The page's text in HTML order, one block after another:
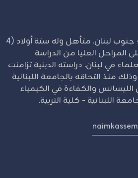
مواليد 1953 كفر فيلا - جنوب لبنان. متأهل وله ستة أولاد (4
على المراحل العليا من الدراسة
في لبنان. دراسته الدينية تزامنت
منذ التحاقه بالجامعة اللبنانية
الليسانس والكفاءة في الكيمياء
اللبنانية - كلية التربية.